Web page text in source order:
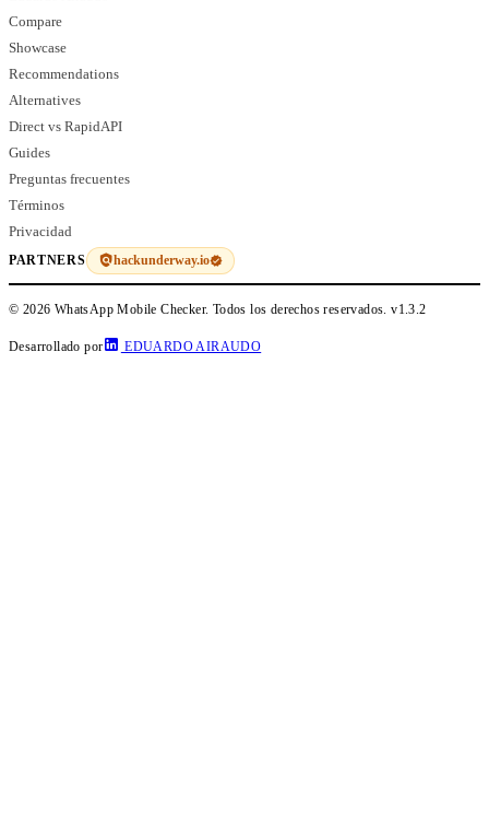
Compare
Showcase
Recommendations
Alternatives
Direct vs RapidAPI
Guides
Preguntas frecuentes
Términos
Privacidad
PARTNERS hackunderway.io
© 2026 WhatsApp Mobile Checker. Todos los derechos reservados.v1.3.2
Desarrollado por EDUARDO AIRAUDO